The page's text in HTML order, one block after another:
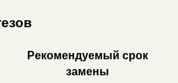
Рекомендуемый срок
замены